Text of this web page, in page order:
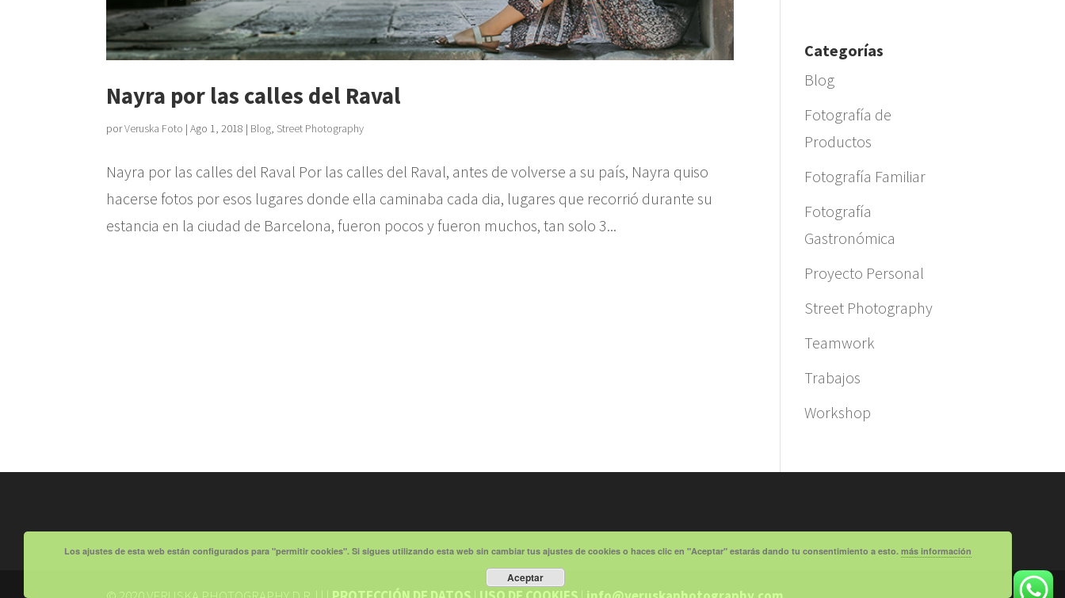
Nayra por las calles del Raval
porVeruska Foto |Ago 1, 2018 | Blog, Street Photography
Nayra por las calles del Raval Por las calles del Raval, antes de volverse a su país, Nayra quiso
hacerse fotos por esos lugares donde ella caminaba cada dia, lugares que recorrió durante su
estancia en la ciudad de Barcelona, fueron pocos y fueron muchos, tan solo 3...
Categorías
Blog
Fotografía de
Productos
Fotografía Familiar
Fotografía
Gastronómica
Proyecto Personal
Street Photography
Teamwork
Trabajos
Workshop
Los ajustes de esta web están configurados para "permitir cookies". Si sigues utilizando esta web sin cambiar tus ajustes de cookies o haces clic en "Aceptar" estarás dando tu consentimiento a esto. más información
Aceptar